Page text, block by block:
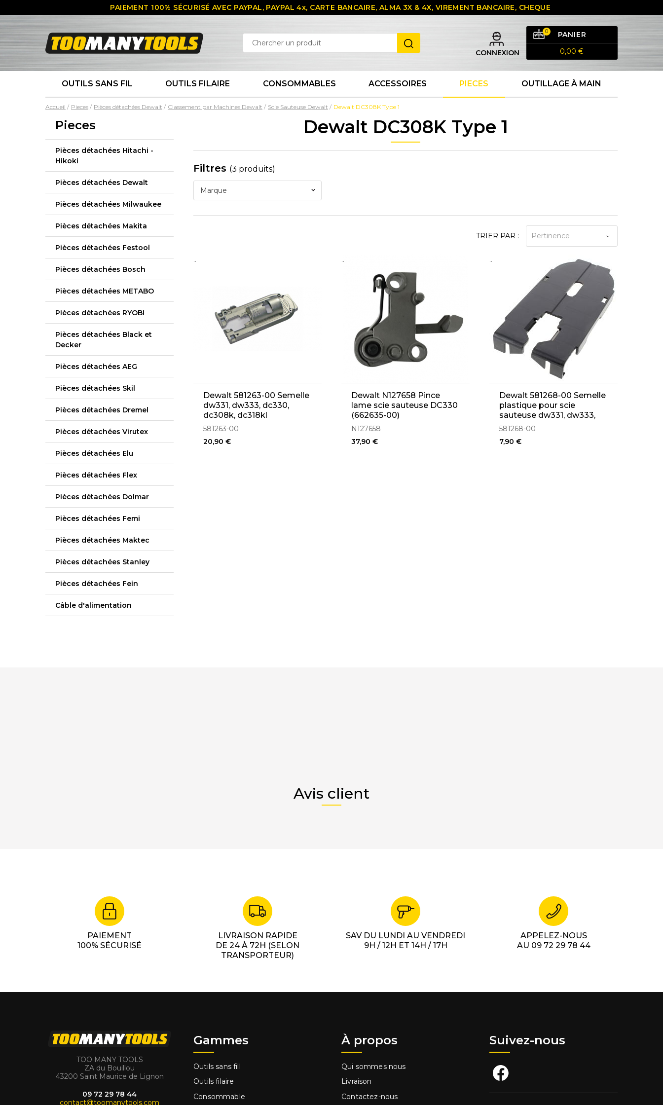
PAIEMENT 100% SÉCURISÉ AVEC PAYPAL, PAYPAL 4x, CARTE BANCAIRE, ALMA 3X & 4X, VIREMENT BANCAIRE, CHEQUE
CONNEXION
PANIER
0
0,00 €
OUTILS SANS FIL OUTILS FILAIRE CONSOMMABLES ACCESSOIRES PIECES OUTILLAGE À MAIN
Accueil Pieces Pièces détachées Dewalt Classement par Machines Dewalt Scie Sauteuse Dewalt Dewalt DC308K Type 1
Pieces
Pièces détachées Hitachi -
Hikoki
Pièces détachées Dewalt
Pièces détachées Milwaukee
Pièces détachées Makita
Pièces détachées Festool
Pièces détachées Bosch
Pièces détachées METABO
Pièces détachées RYOBI
Pièces détachées Black et
Decker
Pièces détachées AEG
Pièces détachées Skil
Pièces détachées Dremel
Pièces détachées Virutex
Pièces détachées Elu
Pièces détachées Flex
Pièces détachées Dolmar
Pièces détachées Femi
Pièces détachées Maktec
Pièces détachées Stanley
Pièces détachées Fein
Câble d'alimentation
Dewalt DC308K Type 1
Filtres (3 produits)
Marque
TRIER PAR : Pertinence
..
Dewalt 581263-00 Semelle
dw331, dw333, dc330,
dc308k, dc318kl
581263-00
20,90 €
..
Dewalt N127658 Pince
lame scie sauteuse DC330
(662635-00)
N127658
37,90 €
..
Dewalt 581268-00 Semelle
plastique pour scie
sauteuse dw331, dw333,
dc330, dc308k, dc318kl
581268-00
7,90 €
Avis client
PAIEMENT
100% SÉCURISÉ
LIVRAISON RAPIDE
DE 24 À 72H (SELON
TRANSPORTEUR)
SAV DU LUNDI AU VENDREDI
9H / 12H ET 14H / 17H
APPELEZ-NOUS
AU 09 72 29 78 44
TOO MANY TOOLS
ZA du Bouillou
43200 Saint Maurice de Lignon
09 72 29 78 44
contact@toomanytools.com
Gammes
Outils sans fill
Outils filaire
Consommable
À propos
Qui sommes nous
Livraison
Contactez-nous
Suivez-nous